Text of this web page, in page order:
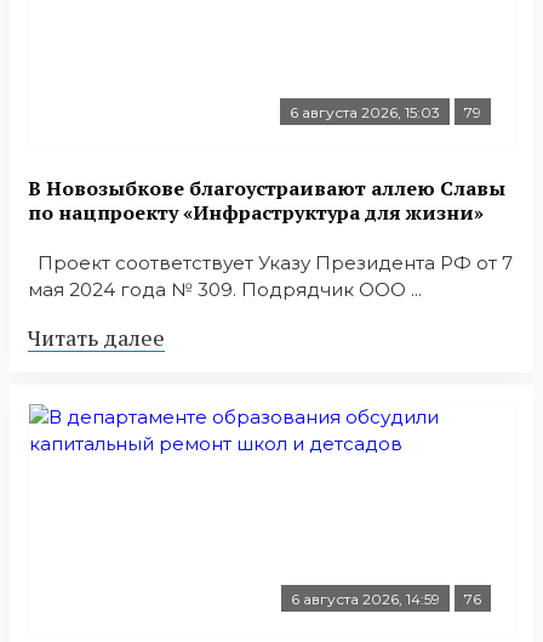
6 августа 2026, 15:03 79
В Новозыбкове благоустраивают аллею Славы
по нацпроекту «Инфраструктура для жизни»
Проект соответствует Указу Президента РФ от 7
мая 2024 года № 309. Подрядчик ООО ...
Читать далее
6 августа 2026, 14:59 76